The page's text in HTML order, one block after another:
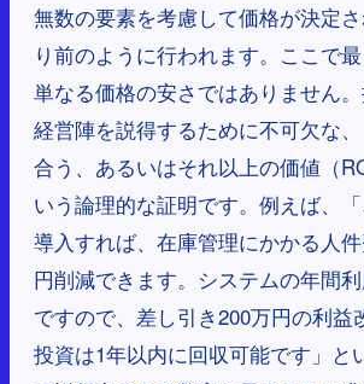
無数の要素を考慮して価格が決定
り前のように行われます。ここで最
単なる価格の安さではありません
経営陣を説得するために不可欠な
合う、あるいはそれ以上の価値（
いう論理的な証明です。例えば、
導入すれば、在庫管理にかかる人
円削減できます。システムの年間
ですので、差し引き200万円の利益
投資は1年以内に回収可能です」と